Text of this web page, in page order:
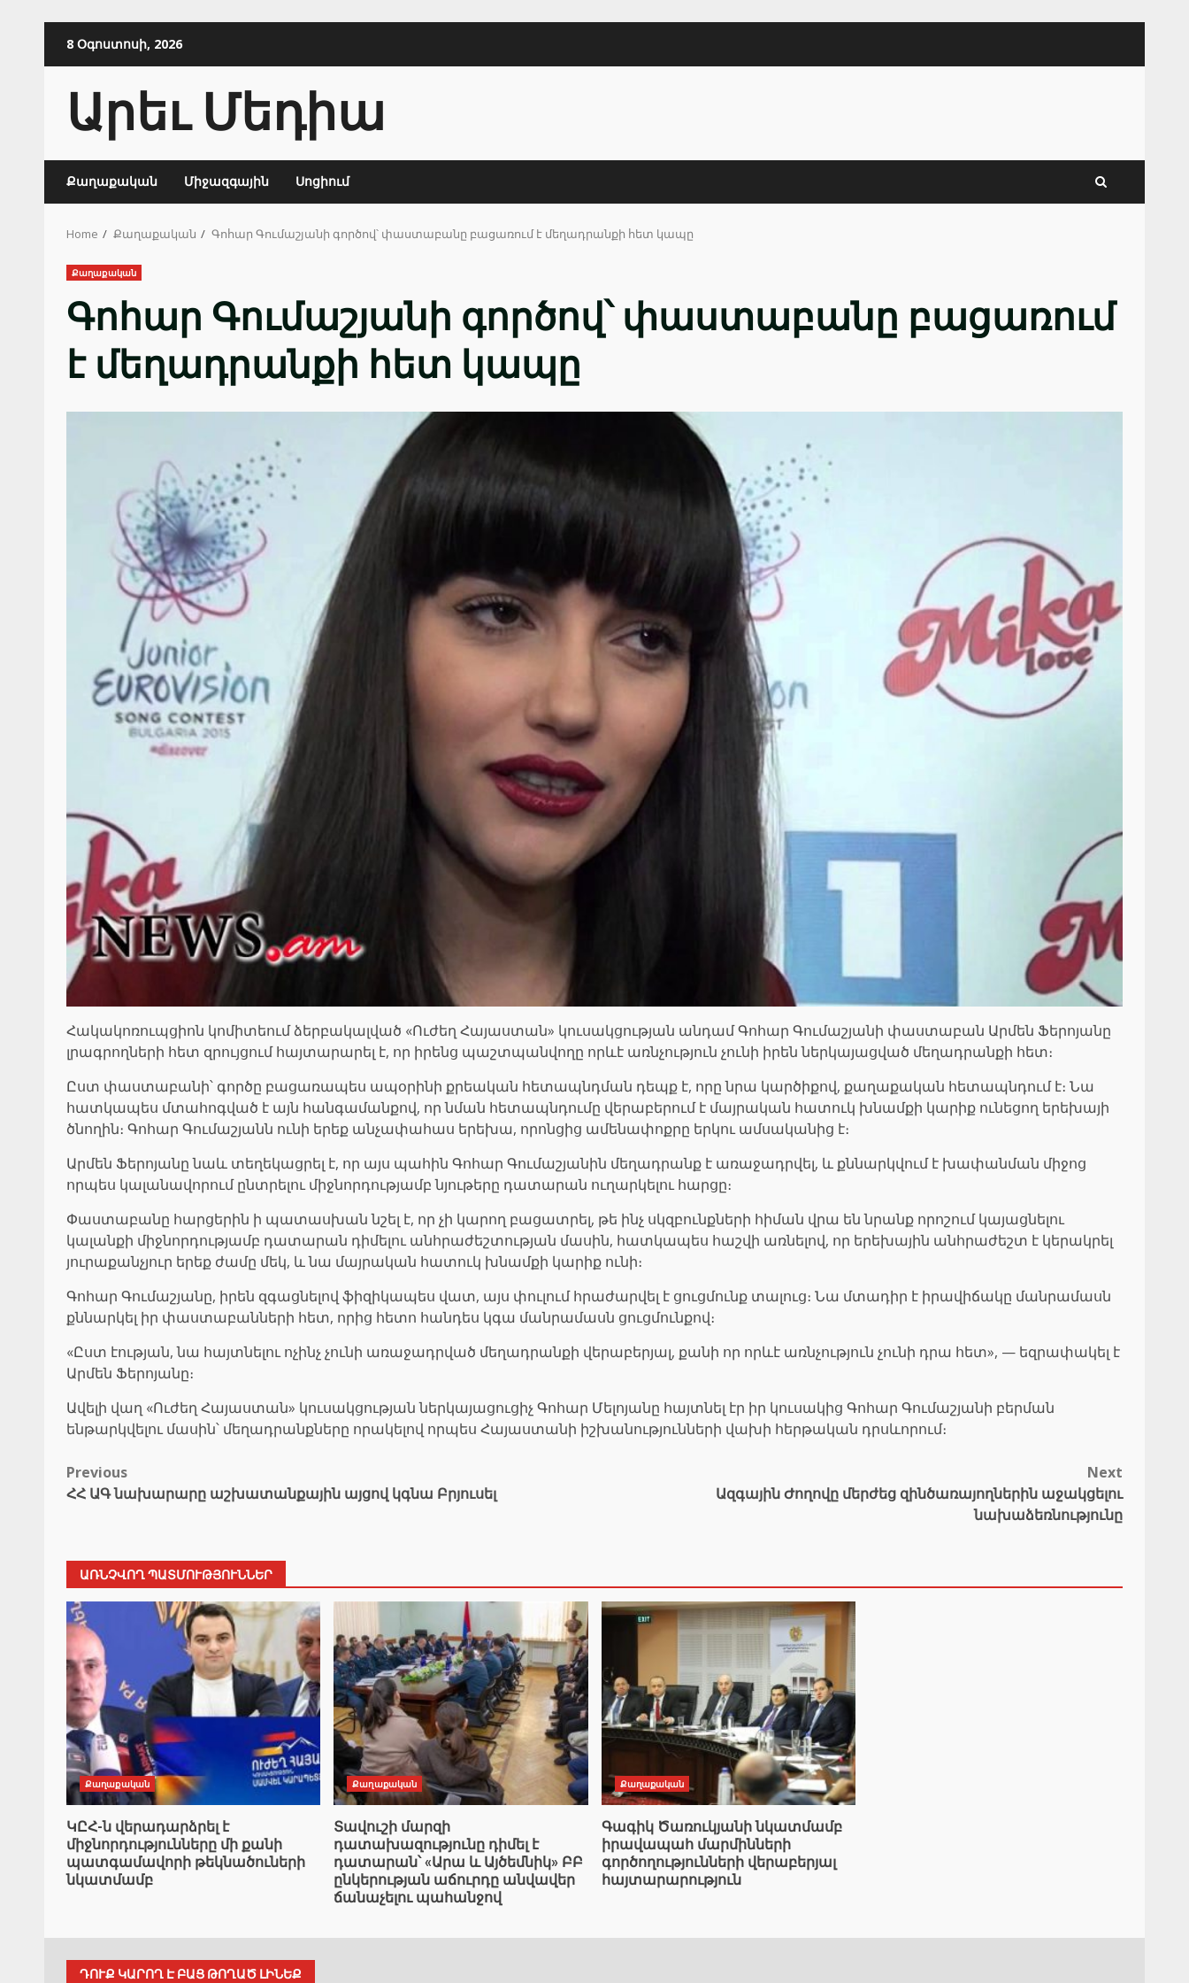
8 Օգոստոսի, 2026
Արեւ Մեդիա
Քաղաքական Միջազգային Սոցիում
Home Քաղաքական Գոհար Գումաշյանի գործով՝ փաստաբանը բացառում է մեղադրանքի հետ կապը
Քաղաքական
Գոհար Գումաշյանի գործով՝ փաստաբանը բացառում
է մեղադրանքի հետ կապը
Հակակոռուպցիոն կոմիտեում ձերբակալված «Ուժեղ Հայաստան» կուսակցության անդամ Գոհար Գումաշյանի փաստաբան Արմեն Ֆերոյանը
լրագրողների հետ զրույցում հայտարարել է, որ իրենց պաշտպանվողը որևէ առնչություն չունի իրեն ներկայացված մեղադրանքի հետ։
Ըստ փաստաբանի՝ գործը բացառապես ապօրինի քրեական հետապնդման դեպք է, որը նրա կարծիքով, քաղաքական հետապնդում է։ Նա
հատկապես մտահոգված է այն հանգամանքով, որ նման հետապնդումը վերաբերում է մայրական հատուկ խնամքի կարիք ունեցող երեխայի
ծնողին։ Գոհար Գումաշյանն ունի երեք անչափահաս երեխա, որոնցից ամենափոքրը երկու ամսականից է։
Արմեն Ֆերոյանը նաև տեղեկացրել է, որ այս պահին Գոհար Գումաշյանին մեղադրանք է առաջադրվել, և քննարկվում է խափանման միջոց
որպես կալանավորում ընտրելու միջնորդությամբ նյութերը դատարան ուղարկելու հարցը։
Փաստաբանը հարցերին ի պատասխան նշել է, որ չի կարող բացատրել, թե ինչ սկզբունքների հիման վրա են նրանք որոշում կայացնելու
կալանքի միջնորդությամբ դատարան դիմելու անհրաժեշտության մասին, հատկապես հաշվի առնելով, որ երեխային անհրաժեշտ է կերակրել
յուրաքանչյուր երեք ժամը մեկ, և նա մայրական հատուկ խնամքի կարիք ունի։
Գոհար Գումաշյանը, իրեն զգացնելով ֆիզիկապես վատ, այս փուլում հրաժարվել է ցուցմունք տալուց։ Նա մտադիր է իրավիճակը մանրամասն
քննարկել իր փաստաբանների հետ, որից հետո հանդես կգա մանրամասն ցուցմունքով։
«Ըստ էության, նա հայտնելու ոչինչ չունի առաջադրված մեղադրանքի վերաբերյալ, քանի որ որևէ առնչություն չունի դրա հետ», — եզրափակել է
Արմեն Ֆերոյանը։
Ավելի վաղ «Ուժեղ Հայաստան» կուսակցության ներկայացուցիչ Գոհար Մելոյանը հայտնել էր իր կուսակից Գոհար Գումաշյանի բերման
ենթարկվելու մասին՝ մեղադրանքները որակելով որպես Հայաստանի իշխանությունների վախի հերթական դրսևորում։
Post
navigation
Previous
ՀՀ ԱԳ նախարարը աշխատանքային այցով կգնա Բրյուսել
Next
Ազգային Ժողովը մերժեց զինծառայողներին աջակցելու
նախաձեռնությունը
ԱՌՆՉՎՈՂ ՊԱՏՄՈՒԹՅՈՒՆՆԵՐ
Քաղաքական
ԿԸՀ-ն վերադարձրել է
միջնորդությունները մի քանի
պատգամավորի թեկնածուների
նկատմամբ
Քաղաքական
Տավուշի մարզի
դատախազությունը դիմել է
դատարան՝ «Արա և Այծեմնիկ» ԲԲ
ընկերության աճուրդը անվավեր
ճանաչելու պահանջով
Քաղաքական
Գագիկ Ծառուկյանի նկատմամբ
իրավապահ մարմինների
գործողությունների վերաբերյալ
հայտարարություն
ԴՈՒՔ ԿԱՐՈՂ Է ԲԱՑ ԹՈՂԱԾ ԼԻՆԵՔ